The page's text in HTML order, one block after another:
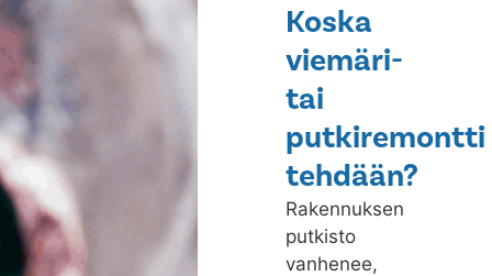
Koska
viemäri-
tai
putkiremontti
tehdään?
Rakennuksen
putkisto
vanhenee,